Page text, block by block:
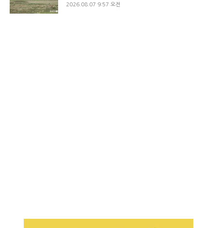
2026.08.07 9:57 오전